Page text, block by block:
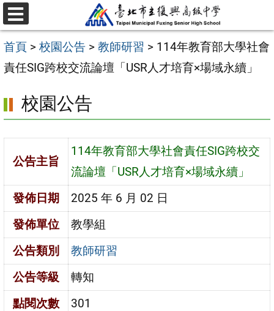
跳
至
主
要
容
區
選
單
首頁 > 校園公告 > 教師研習 > 114年教育部大學社會
責任SIG跨校交流論壇「USR人才培育×場域永續」
校園公告
公告主旨
114年教育部大學社會責任SIG跨校交
流論壇「USR人才培育×場域永續」
發佈日期
2025 年 6 月 02 日
發佈單位
教學組
公告類別
教師研習
公告等級
轉知
點閱次數
301